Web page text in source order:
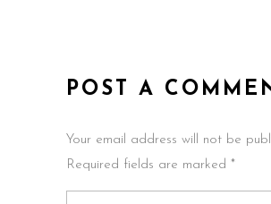
POST A
Your email address will not be
Required fields are marked *